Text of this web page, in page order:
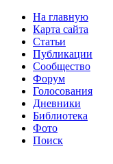
На главную
Карта сайта
Статьи
Публикации
Сообщество
Форум
Голосования
Дневники
Библиотека
Фото
Поиск